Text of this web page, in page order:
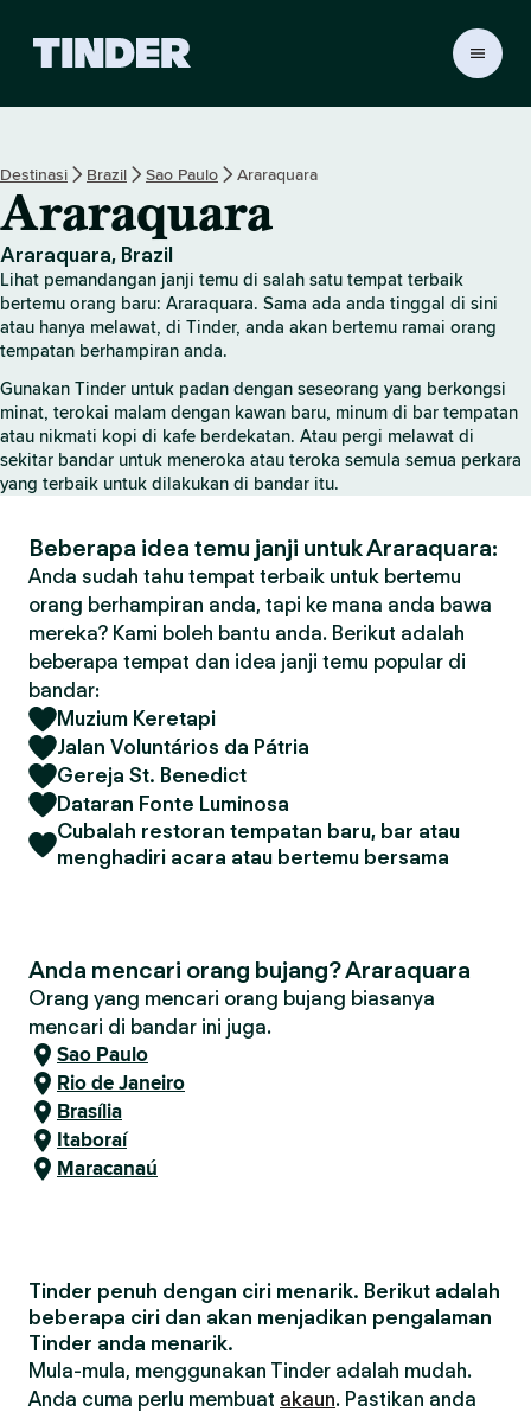
a
U
a
m
a
T
n
d
e
r
Destinasi Brazil Sao Paulo Araraquara
Araraquara
Araraquara, Brazil
Lihat pemandangan janji temu di salah satu tempat terbaik
bertemu orang baru: Araraquara. Sama ada anda tinggal di sini
atau hanya melawat, di Tinder, anda akan bertemu ramai orang
tempatan berhampiran anda.
Gunakan Tinder untuk padan dengan seseorang yang berkongsi
minat, terokai malam dengan kawan baru, minum di bar tempatan
atau nikmati kopi di kafe berdekatan. Atau pergi melawat di
sekitar bandar untuk meneroka atau teroka semula semua perkara
yang terbaik untuk dilakukan di bandar itu.
Beberapa idea temu janji untuk Araraquara:
Anda sudah tahu tempat terbaik untuk bertemu
orang berhampiran anda, tapi ke mana anda bawa
mereka? Kami boleh bantu anda. Berikut adalah
beberapa tempat dan idea janji temu popular di
bandar:
Muzium Keretapi
Jalan Voluntários da Pátria
Gereja St. Benedict
Dataran Fonte Luminosa
Cubalah restoran tempatan baru, bar atau
menghadiri acara atau bertemu bersama
Anda mencari orang bujang? Araraquara
Orang yang mencari orang bujang biasanya
mencari di bandar ini juga.
Sao Paulo
Rio de Janeiro
Brasília
Itaboraí
Maracanaú
Tinder penuh dengan ciri menarik. Berikut adalah
beberapa ciri dan akan menjadikan pengalaman
Tinder anda menarik.
Mula-mula, menggunakan Tinder adalah mudah.
Anda cuma perlu membuat akaun. Pastikan anda